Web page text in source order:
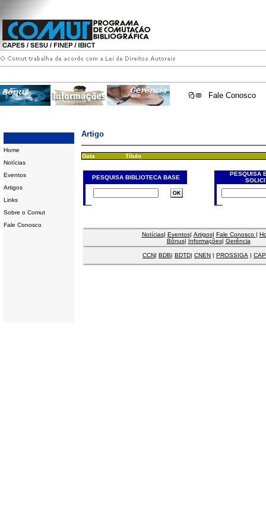
Fale Conosco
Home
Notícias
Eventos
Artigos
Links
Sobre o Comut
Fale Conosco
Artigo
Data Título
PESQUISA BIBLIOTECA BASE
PESQUISA
Notícias| Eventos| Artigos| Fale Conosco |
Bônus| Informações| Gerência
CCN| BDB| BDTD| CNEN | PROSSIGA |